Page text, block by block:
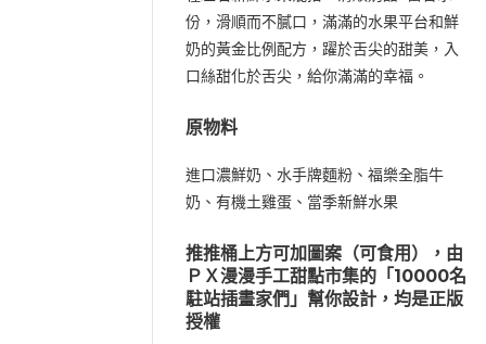
份，滑順而不膩口，滿滿的水果平台和鮮
奶的黃金比例配方，躍於舌尖的甜美，入
口絲甜化於舌尖，給你滿滿的幸福。
原物料
進口濃鮮奶、水手牌麵粉、福樂全脂牛
奶、有機土雞蛋、當季新鮮水果
推推桶上方可加圖案（可食用），由
ＰＸ漫漫手工甜點市集的「10000名
駐站插畫家們」幫你設計，均是正版
授權